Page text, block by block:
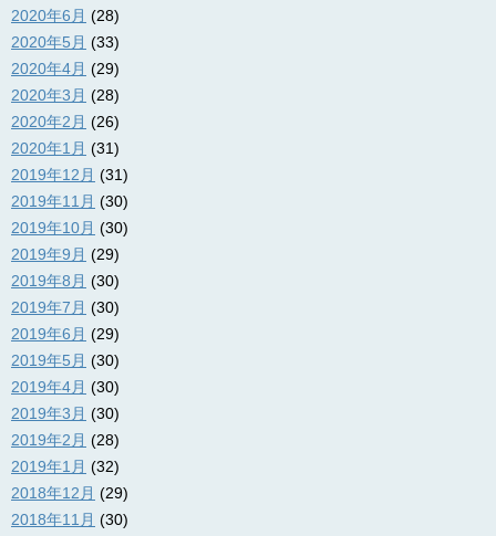
2020年6月 (28)
2020年5月 (33)
2020年4月 (29)
2020年3月 (28)
2020年2月 (26)
2020年1月 (31)
2019年12月 (31)
2019年11月 (30)
2019年10月 (30)
2019年9月 (29)
2019年8月 (30)
2019年7月 (30)
2019年6月 (29)
2019年5月 (30)
2019年4月 (30)
2019年3月 (30)
2019年2月 (28)
2019年1月 (32)
2018年12月 (29)
2018年11月 (30)